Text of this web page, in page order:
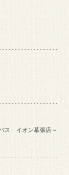
ス イオン幕張店～